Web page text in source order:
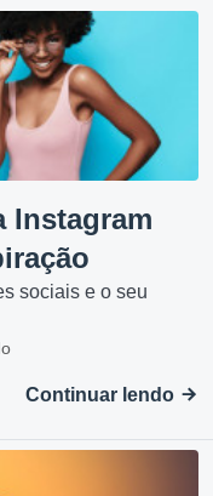
Instagram
sociais e o seu
Continuar lendo